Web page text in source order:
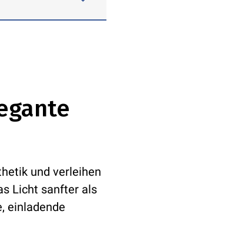
Farben
und verleihen
Licht sanfter als
einladende